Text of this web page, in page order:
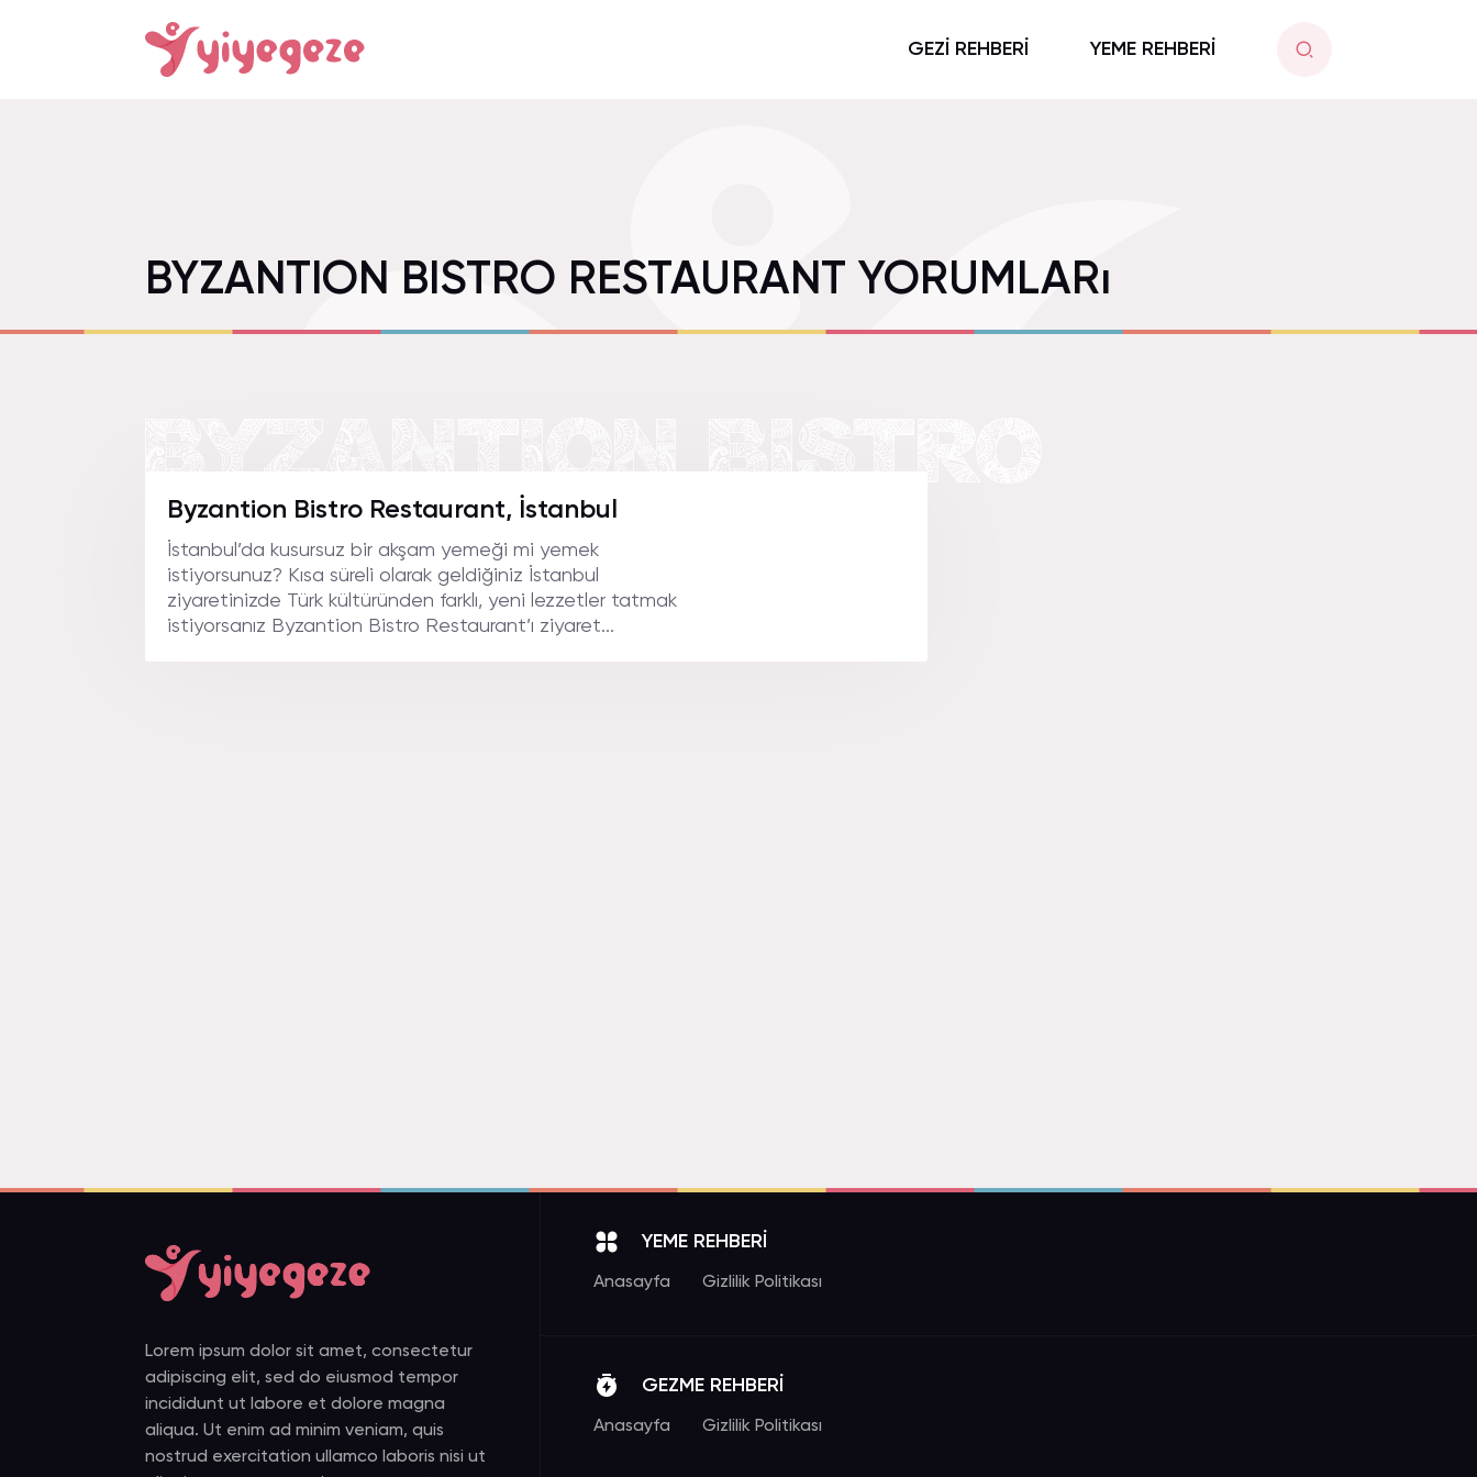
GEZİ REHBERİ YEME REHBERİ
BYZANTION BISTRO RESTAURANT YORUMLARı
RESTAURANT
YORUMLARı.
Byzantion Bistro Restaurant, İstanbul
İstanbul’da kusursuz bir akşam yemeği mi yemek
istiyorsunuz? Kısa süreli olarak geldiğiniz İstanbul
ziyaretinizde Türk kültüründen farklı, yeni lezzetler tatmak
istiyorsanız Byzantion Bistro Restaurant’ı ziyaret...
Lorem ipsum dolor sit amet, consectetur
adipiscing elit, sed do eiusmod tempor
incididunt ut labore et dolore magna
aliqua. Ut enim ad minim veniam, quis
nostrud exercitation ullamco laboris nisi ut
YEME REHBERİ
Anasayfa Gizlilik Politikası
GEZME REHBERİ
Anasayfa Gizlilik Politikası